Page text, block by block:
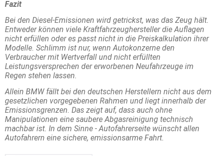
Fazit
Bei den Diesel-Emissionen wird getrickst, was das Zeug hält.
Entweder können viele Kraftfahrzeughersteller die Auflagen
nicht erfüllen oder es passt nicht in die Preiskalkulation ihrer
Modelle. Schlimm ist nur, wenn Autokonzerne den
Verbraucher mit Wertverfall und nicht erfüllten
Leistungsversprechen der erworbenen Neufahrzeuge im
Regen stehen lassen.
Allein BMW fällt bei den deutschen Herstellern nicht aus dem
gesetzlichen vorgegebenen Rahmen und liegt innerhalb der
Emissionsgrenzen. Das zeigt auf, dass auch ohne
Manipulationen eine saubere Abgasreinigung technisch
machbar ist. In dem Sinne - Autofahrerseite wünscht allen
Autofahrern eine sichere, emissionsarme Fahrt.